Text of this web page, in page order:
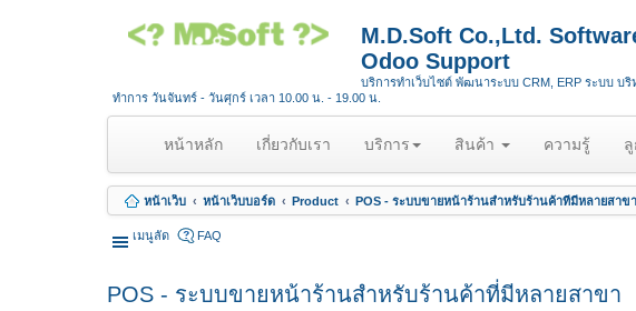
M.D.Soft Co.,Ltd.
Odoo Support
บริการทำเว็บไซต์ พัฒนาระบบ CRM, ERP ระบบ บริ
ทำการ วันจันทร์ - วันศุกร์ เวลา 10.00 น. - 19.00 น.
หน้าหลัก(
u
r
t
เกี่ยวกับเรา บริการ สินค้า ความรู้
หน้าเว็บ หน้าเว็บบอร์ด Product POS - ระบบขายหน้าร้านสำหรับร้านค้าที่มีหลายสาขา
เมนูลัด FAQ
POS - ระบบขายหน้าร้านสำหรับร้านค้าที่มีหลายสาขา